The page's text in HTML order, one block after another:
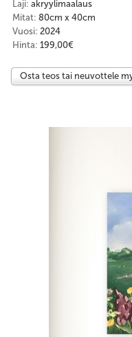
Laji: akryylimaalaus
Mitat: 80cm x 40cm
Vuosi: 2024
Hinta: 199,00€
Osta teos tai neuvottele